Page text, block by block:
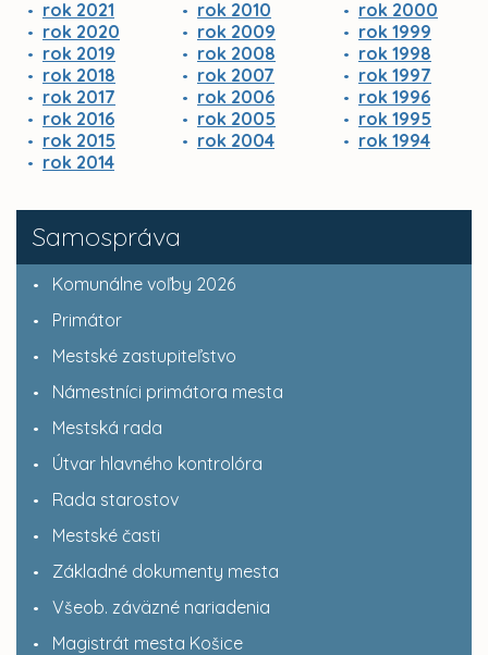
Samospráva
Komunálne voľby 2026
Primátor
Mestské zastupiteľstvo
Námestníci primátora mesta
Mestská rada
Útvar hlavného kontrolóra
Rada starostov
Mestské časti
Základné dokumenty mesta
Všeob. záväzné nariadenia
Magistrát mesta Košice
rok 2021
rok 2020
rok 2019
rok 2018
rok 2017
rok 2016
rok 2015
rok 2014
rok 2010
rok 2009
rok 2008
rok 2007
rok 2006
rok 2005
rok 2004
rok 2000
rok 1999
rok 1998
rok 1997
rok 1996
rok 1995
rok 1994